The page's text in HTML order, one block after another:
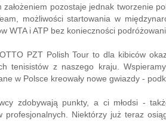
założeniem pozostaje jednak tworzenie
możliwości startowania w
WTA i ATP bez konieczności
PZT Polish Tour to dla kibiców
tenisistów z naszego kraju.
w Polsce kreowały nowe gwiazdy -
zdobywają punkty, a ci młodsi -
profesjonalnych. Niektórzy już teraz